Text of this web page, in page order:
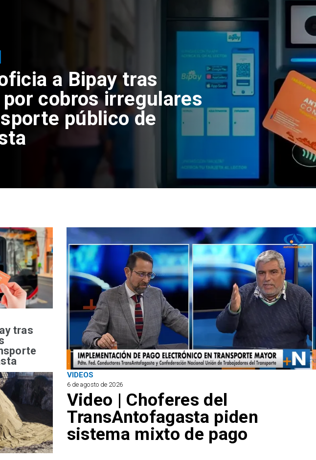
a Bipay tras
cobros irregulares
público de
tras
VIDEOS
6 de agosto de 2026
Video | Choferes del
TransAntofagasta piden
sistema mixto de pago